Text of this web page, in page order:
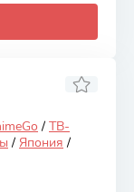
/ ТВ-
/ Япония /